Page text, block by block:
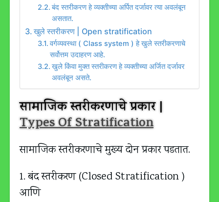
बंद स्तरीकरण हे व्यक्तीच्या अर्पित दर्जावर त्या अवलंबून
असतात.
खुले स्तरीकरण | Open stratification
वर्गव्यवस्था ( Class system ) हे खुले स्तरीकरणाचे
सर्वोत्तम उदाहरण आहे.
खुले किंवा मुक्त स्तरीकरण हे व्यक्तीच्या अर्जित दर्जावर
अवलंबून असते.
सामाजिक स्तरीकरणाचे प्रकार |
Types Of Stratification
सामाजिक स्तरीकरणाचे मुख्य दोन प्रकार पडतात.
1. बंद स्तरीकरण (Closed Stratification )
आणि